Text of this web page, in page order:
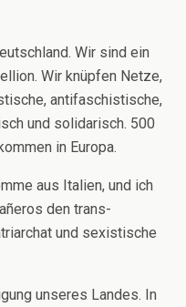
Wir sind ein
Wir knüpfen Netze,
antifaschistische,
und solidarisch. 500
in Europa.
aus Italien, und ich
den trans-
und sexistische
unseres Landes. In